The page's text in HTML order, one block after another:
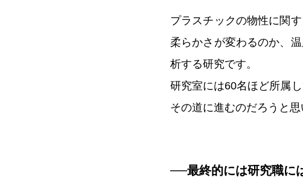
プラスチックの物性に関
柔らかさが変わるのか、
析する研究です。
研究室には60名ほど所属
その道に進むのだろうと
──最終的には研究職に